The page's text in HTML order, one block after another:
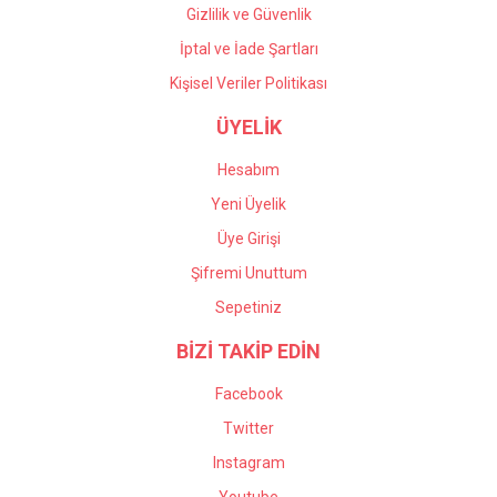
Gizlilik ve Güvenlik
İptal ve İade Şartları
Kişisel Veriler Politikası
ÜYELİK
Hesabım
Yeni Üyelik
Üye Girişi
Şifremi Unuttum
Sepetiniz
BİZİ TAKİP EDİN
Facebook
Twitter
Instagram